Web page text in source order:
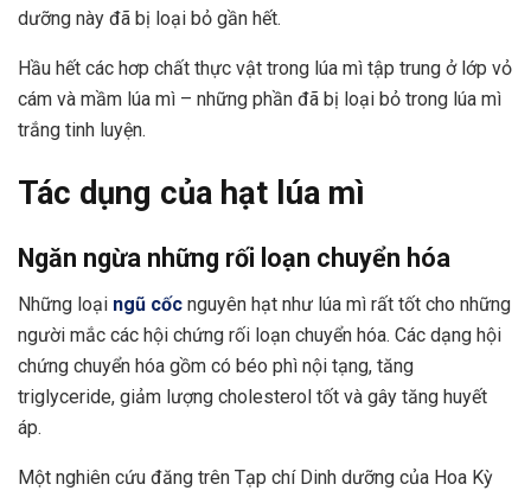
dưỡng này đã bị loại bỏ gần hết.
Hầu hết các hơp chất thực vật trong lúa mì tập trung ở lớp vỏ
cám và mầm lúa mì – những phần đã bị loại bỏ trong lúa mì
trắng tinh luyện.
Tác dụng của hạt lúa mì
Ngăn ngừa những rối loạn chuyển hóa
Những loại ngũ cốc nguyên hạt như lúa mì rất tốt cho những
người mắc các hội chứng rối loạn chuyển hóa. Các dạng hội
chứng chuyển hóa gồm có béo phì nội tạng, tăng
triglyceride, giảm lượng cholesterol tốt và gây tăng huyết
áp.
Một nghiên cứu đăng trên Tạp chí Dinh dưỡng của Hoa Kỳ